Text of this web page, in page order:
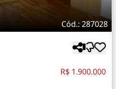
Cód.: 287028
R$ 1.900.000